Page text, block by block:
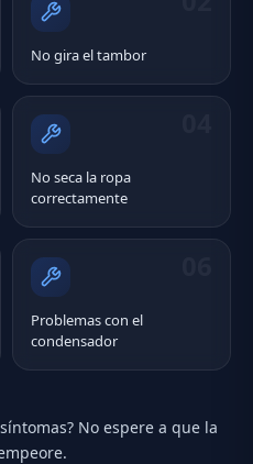
No gira el tambor
No seca la ropa
correctamente
Problemas con el
condensador
No espere a que la